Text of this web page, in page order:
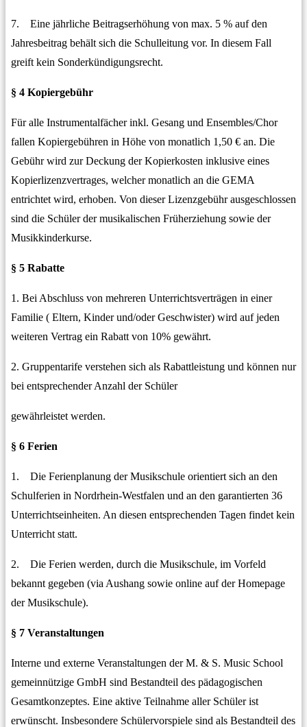
7. Eine jährliche Beitragserhöhung von max. 5 % auf den
Jahresbeitrag behält sich die Schulleitung vor. In diesem Fall
greift kein Sonderkündigungsrecht.
§ 4 Kopiergebühr
Für alle Instrumentalfächer inkl. Gesang und Ensembles/Chor
fallen Kopiergebühren in Höhe von monatlich 1,50 € an. Die
Gebühr wird zur Deckung der Kopierkosten inklusive eines
Kopierlizenzvertrages, welcher monatlich an die GEMA
entrichtet wird, erhoben. Von dieser Lizenzgebühr ausgeschlossen
sind die Schüler der musikalischen Früherziehung sowie der
Musikkinderkurse.
§ 5 Rabatte
1. Bei Abschluss von mehreren Unterrichtsverträgen in einer
Familie ( Eltern, Kinder und/oder Geschwister) wird auf jeden
weiteren Vertrag ein Rabatt von 10% gewährt.
2. Gruppentarife verstehen sich als Rabattleistung und können nur
bei entsprechender Anzahl der Schüler
gewährleistet werden.
§ 6 Ferien
1. Die Ferienplanung der Musikschule orientiert sich an den
Schulferien in Nordrhein-Westfalen und an den garantierten 36
Unterrichtseinheiten. An diesen entsprechenden Tagen findet kein
Unterricht statt.
2. Die Ferien werden, durch die Musikschule, im Vorfeld
bekannt gegeben (via Aushang sowie online auf der Homepage
der Musikschule).
§ 7 Veranstaltungen
Interne und externe Veranstaltungen der M. & S. Music School
gemeinnützige GmbH sind Bestandteil des pädagogischen
Gesamtkonzeptes. Eine aktive Teilnahme aller Schüler ist
erwünscht. Insbesondere Schülervorspiele sind als Bestandteil des